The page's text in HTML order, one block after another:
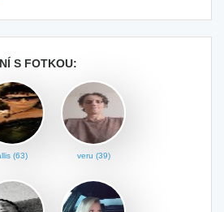
S FOTKOU:
(63) veru (39)